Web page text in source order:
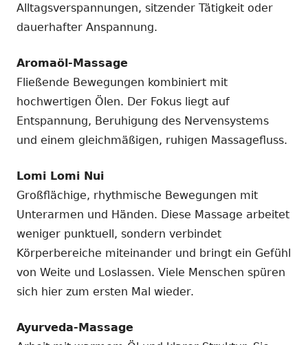
Alltagsverspannungen, sitzender Tätigkeit oder
dauerhafter Anspannung.
Aromaöl-Massage
Fließende Bewegungen kombiniert mit
hochwertigen Ölen. Der Fokus liegt auf
Entspannung, Beruhigung des Nervensystems
und einem gleichmäßigen, ruhigen Massagefluss.
Lomi Lomi Nui
Großflächige, rhythmische Bewegungen mit
Unterarmen und Händen. Diese Massage arbeitet
weniger punktuell, sondern verbindet
Körperbereiche miteinander und bringt ein Gefühl
von Weite und Loslassen. Viele Menschen spüren
sich hier zum ersten Mal wieder.
Ayurveda-Massage